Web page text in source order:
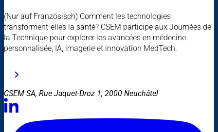
(Nur auf Französisch) Comment les technologies
transforment-elles la santé? CSEM participe aux Journées de
la Technique pour explorer les avancées en médecine
personnalisée, IA, imagerie et innovation MedTech.
CSEM SA, Rue Jaquet-Droz 1, 2000 Neuchâtel